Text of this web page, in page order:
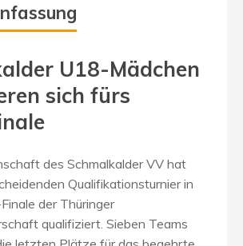
U18-Mädchen
sich fürs
des Schmalkalder VV hat
Qualifikationsturnier in
der Thüringer
qualifiziert. Sieben Teams